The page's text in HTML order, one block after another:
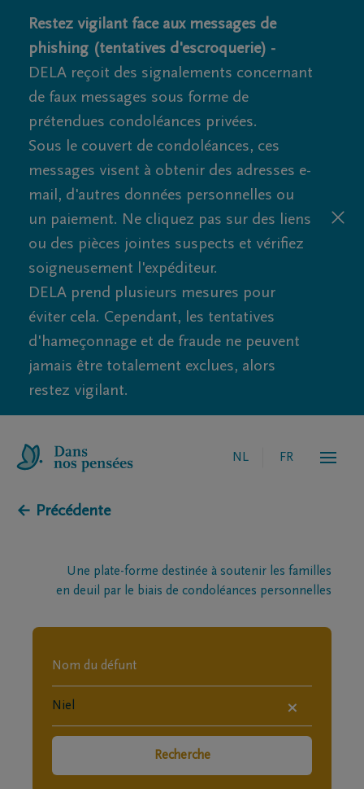
Restez vigilant face aux messages de
phishing (tentatives d'escroquerie) -
DELA reçoit des signalements concernant
de faux messages sous forme de
prétendues condoléances privées.
Sous le couvert de condoléances, ces
messages visent à obtenir des adresses e-
mail, d'autres données personnelles ou
un paiement. Ne cliquez pas sur des liens
ou des pièces jointes suspects et vérifiez
soigneusement l'expéditeur.
DELA prend plusieurs mesures pour
éviter cela. Cependant, les tentatives
d'hameçonnage et de fraude ne peuvent
jamais être totalement exclues, alors
restez vigilant.
NL FR
← Précédente
Une plate-forme destinée à soutenir les familles
en deuil par le biais de condoléances personnelles
×
Recherche